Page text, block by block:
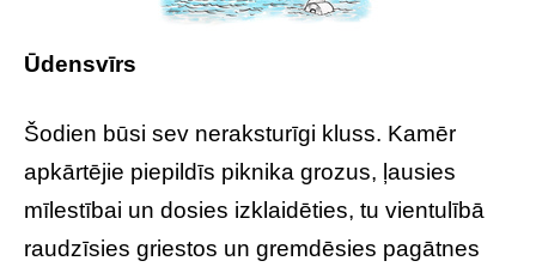
Ūdensvīrs
Šodien būsi sev neraksturīgi kluss. Kamēr
apkārtējie piepildīs piknika grozus, ļausies
mīlestībai un dosies izklaidēties, tu vientulībā
raudzīsies griestos un gremdēsies pagātnes